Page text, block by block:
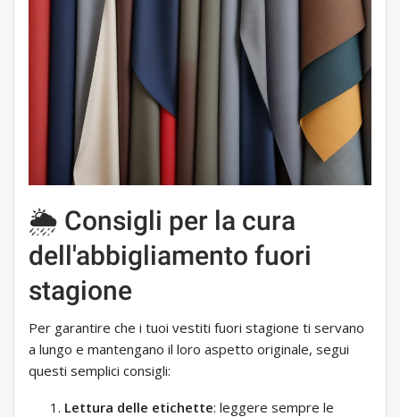
🌦 Consigli per la cura
dell'abbigliamento fuori
stagione
Per garantire che i tuoi vestiti fuori stagione ti servano
a lungo e mantengano il loro aspetto originale, segui
questi semplici consigli:
Lettura delle etichette: leggere sempre le